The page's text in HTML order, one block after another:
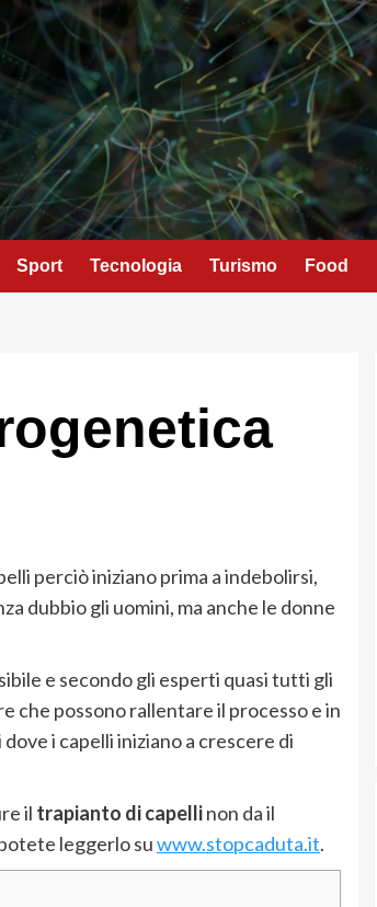
Sport Tecnologia Turismo Food
perciò iniziano prima a indebolirsi,
dubbio gli uomini, ma anche le donne
e secondo gli esperti quasi tutti gli
che possono rallentare il processo e in
i capelli iniziano a crescere di
il trapianto di capellinon da il
leggerlo suwww.stopcaduta.it.